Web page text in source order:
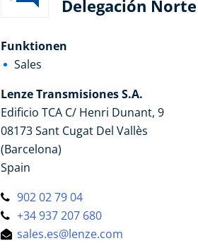
Delegación Norte
Funktionen
Sales
Lenze Transmisiones S.A.
Edificio TCA C/ Henri Dunant, 9
08173 Sant Cugat Del Vallès
(Barcelona)
Spain
902 02 79 04
+34 937 207 680
sales.es@lenze.com